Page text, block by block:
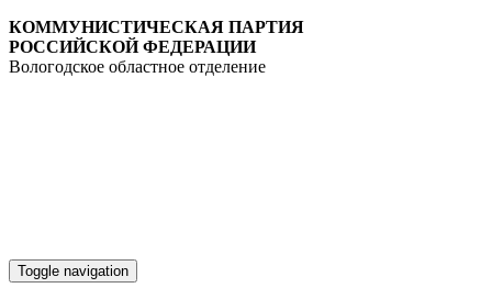
КОММУНИСТИЧЕСКАЯ ПАРТИЯ
РОССИЙСКОЙ ФЕДЕРАЦИИ
Вологодское областное отделение
Toggle navigation